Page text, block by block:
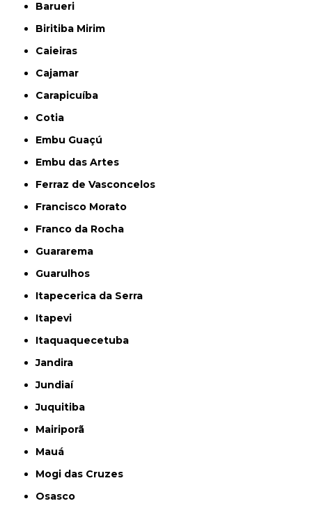
Barueri
Biritiba Mirim
Caieiras
Cajamar
Carapicuíba
Cotia
Embu Guaçú
Embu das Artes
Ferraz de Vasconcelos
Francisco Morato
Franco da Rocha
Guararema
Guarulhos
Itapecerica da Serra
Itapevi
Itaquaquecetuba
Jandira
Jundiaí
Juquitiba
Mairiporã
Mauá
Mogi das Cruzes
Osasco